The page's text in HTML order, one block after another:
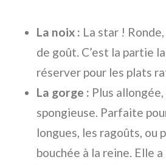
La noix : La star !
de goût. C’est la partie
réserver pour les plats
La gorge : Plus
spongieuse. Parfaite
longues, les ragoûts, ou
bouchée à la reine. Elle